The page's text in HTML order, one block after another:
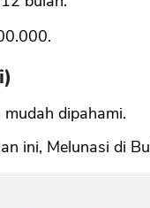
dipahami.
ini, Melunasi di